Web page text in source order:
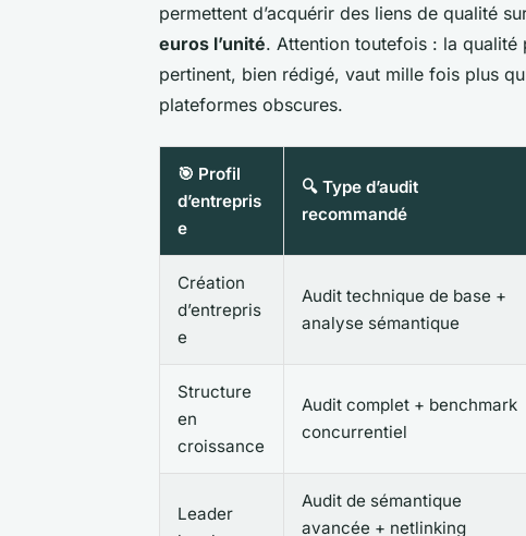
permettent d’acquérir des liens de qualité
euros l’unité. Attention toutefois : la qualité
pertinent, bien rédigé, vaut mille fois plus
plateformes obscures.
🎯 Profil
d’entrepris
e
🔍 Type d’audit
recommandé
Création
d’entrepris
e
Audit technique de base +
analyse sémantique
Structure
en
croissance
Audit complet + benchmark
concurrentiel
Leader
Audit de sémantique
avancée + netlinking